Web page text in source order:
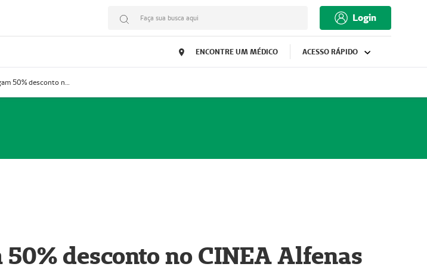
Faça sua busca aqui Login
ENCONTRE UM MÉDICO ACESSO RÁPIDO
Clientes Unimed Alfenas pagam 50% desconto no CINEA Alfenas
desconto no CINEA Alfenas